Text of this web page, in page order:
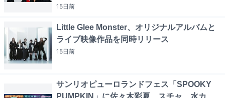
15日前
Little Glee Monster、オリジナルアルバムと
ライブ映像作品を同時リリース
15日前
サンリオピューロランドフェス「SPOOKY
PUMPKIN」に佐々木彩夏、スチャ、水カ